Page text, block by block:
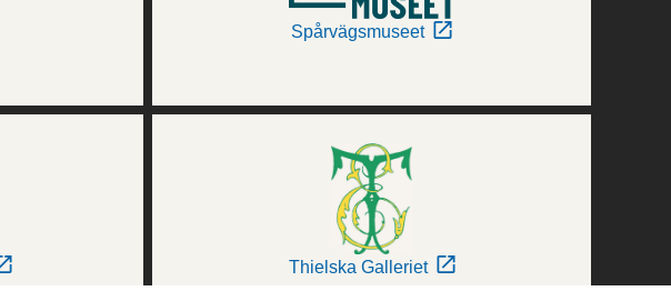
Spårvägsmuseet
Thielska Galleriet